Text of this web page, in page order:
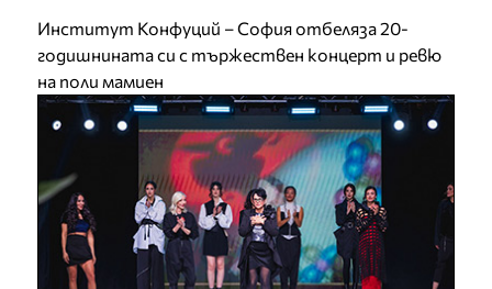
Институт Конфуций – София отбеляза 20-
годишнината си с тържествен концерт и ревю
на поли мамиен